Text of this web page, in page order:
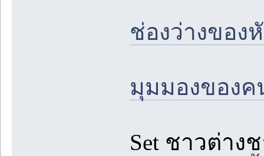
ช่องว่างของ
มุมมองของ
Set ชาวต่าง